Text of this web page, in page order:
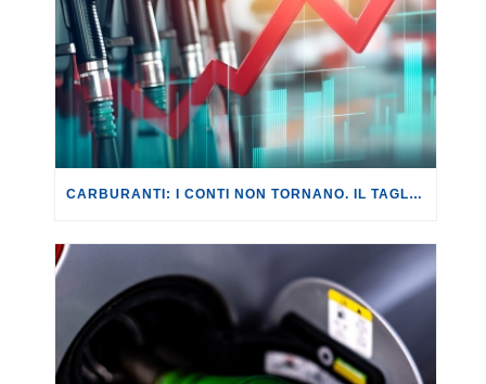
CARBURANTI: I CONTI NON TORNANO. IL TAGLIO DELLE ACCISE ANNULLATO DA AUMENTI FUORI LUOGO.